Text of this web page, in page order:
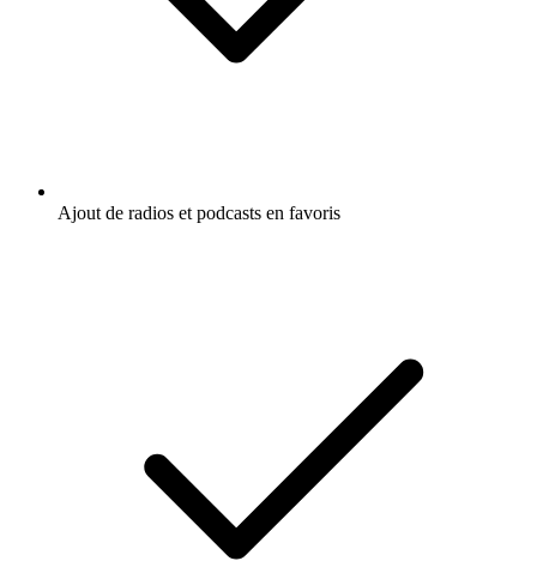
Ajout de radios et podcasts en favoris